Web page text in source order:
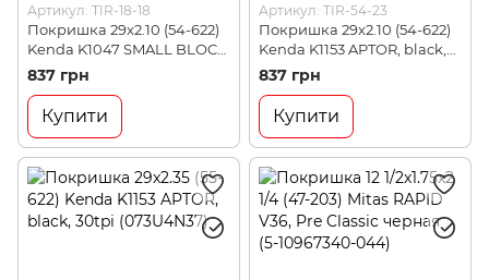
Артикул: TIR-18-18
Покришка 29x2.10 (54-622)
Kenda K1047 SMALL BLOCK
EIGHT, black, 30tpi
(07204N72)
837 грн
Купити
Артикул: TIR-54-23
Покришка 29x2.10 (54-622)
Kenda K1153 APTOR, black,
30tpi (073R4N23)
837 грн
Купити